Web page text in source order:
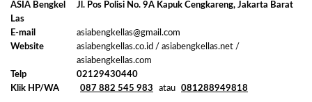
ASIA Bengkel
Las
Jl. Pos Polisi No. 9A Kapuk Cengkareng, Jakarta Barat
E-mail
asiabengkellas@gmail.com
Website
asiabengkellas.co.id / asiabengkellas.net /
asiabengkellas.com
Telp
02129430440
Klik HP/WA
087 882 545 983 atau 081288949818